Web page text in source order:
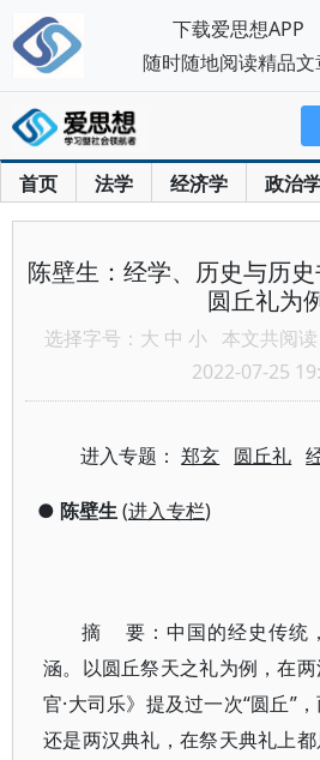
首页 法学 经济学 政治
陈壁生：经学、历史与历
圆丘礼为
选择字号： 大 中 小 本文共阅读
2022-07-25
进入专题：郑玄 圆丘礼
● 陈壁生(进入专栏)
摘 要：中国的经史传统
涵。以圆丘祭天之礼为例，在
官·大司乐》提及过一次“圆丘”
还是两汉典礼，在祭天典礼上
下载爱思想APP
随时随地阅读精品文